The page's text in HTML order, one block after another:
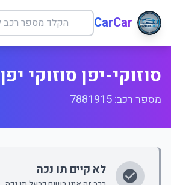
CarCar
סוזוקי-יפן סוזוקי יפן
מספר רכב: 7881915
לא קיים תו נכה